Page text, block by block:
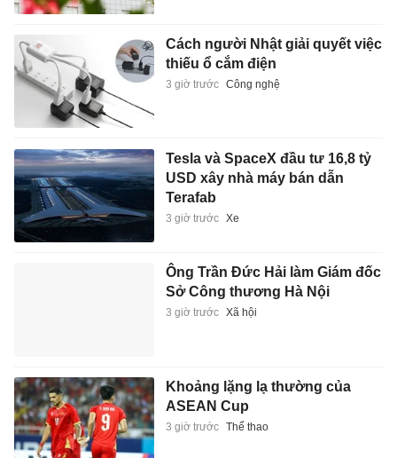
Cách người Nhật giải quyết việc
thiếu ổ cắm điện
3 giờ trước Công nghệ
Tesla và SpaceX đầu tư 16,8 tỷ
USD xây nhà máy bán dẫn
Terafab
3 giờ trước Xe
Ông Trần Đức Hải làm Giám đốc
Sở Công thương Hà Nội
3 giờ trước Xã hội
Khoảng lặng lạ thường của
ASEAN Cup
3 giờ trước Thể thao